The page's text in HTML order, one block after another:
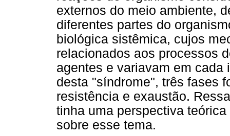
externos do meio ambiente,
diferentes partes do
biológica sistêmica, cujos
relacionados aos processos
agentes e variavam em
desta "síndrome", três fases
resistência e exaustão.
tinha uma perspectiva
sobre esse tema.